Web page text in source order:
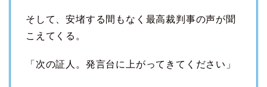
そして、安堵する間もなく最高裁判事の声が聞
こえてくる。
「次の証人。発言台に上がってきてください」